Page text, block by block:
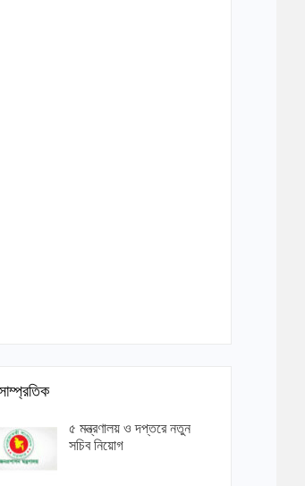
৫ মন্ত্রণালয় ও দপ্তরে নতুন
সচিব নিয়োগ